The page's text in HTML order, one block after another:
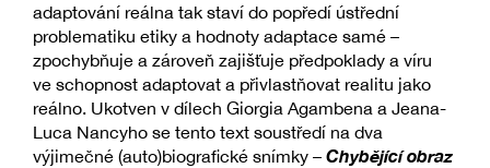
adaptování reálna tak staví do popředí ústřední
problematiku etiky a hodnoty adaptace samé –
zpochybňuje a zároveň zajišťuje předpoklady a víru
ve schopnost adaptovat a přivlastňovat realitu jako
reálno. Ukotven v dílech Giorgia Agambena a Jeana-
Luca Nancyho se tento text soustředí na dva
výjimečné (auto)biografické snímky – Chybějící obraz